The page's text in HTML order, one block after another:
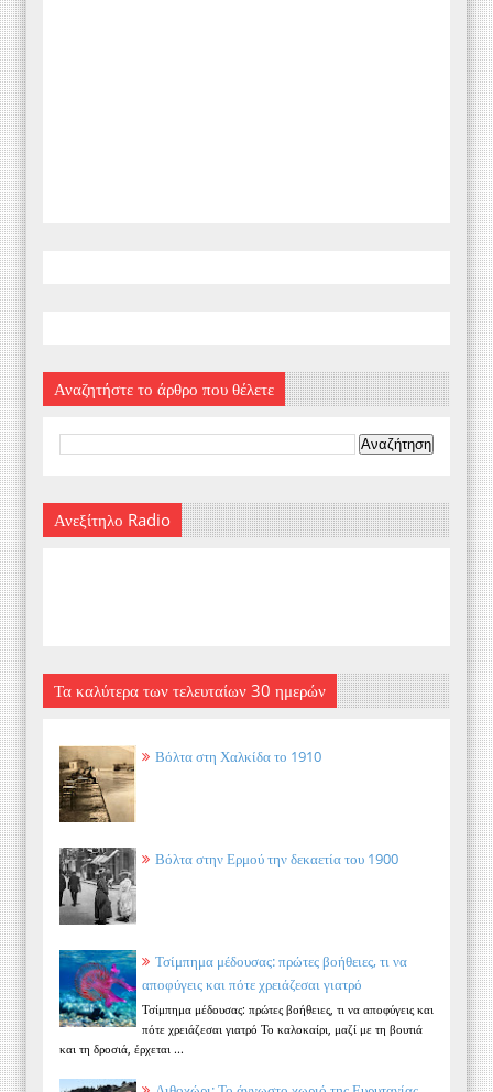
Αναζητήστε το άρθρο που θέλετε
Ανεξίτηλο Radio
Τα καλύτερα των τελευταίων 30 ημερών
Βόλτα στη Χαλκίδα το 1910
Βόλτα στην Ερμού την δεκαετία του 1900
Τσίμπημα μέδουσας: πρώτες βοήθειες, τι να
αποφύγεις και πότε χρειάζεσαι γιατρό
Τσίμπημα μέδουσας: πρώτες βοήθειες, τι να αποφύγεις και
πότε χρειάζεσαι γιατρό Το καλοκαίρι, μαζί με τη βουτιά
και τη δροσιά, έρχεται ...